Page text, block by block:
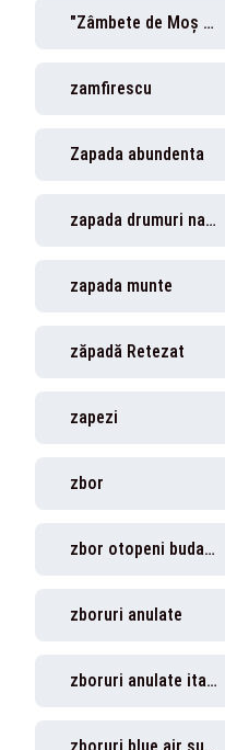
"Zâmbete de Moș Nicolae""
zamfirescu
Zapada abundenta
zapada drumuri naționale
zapada munte
zăpadă Retezat
zapezi
zbor
zbor otopeni budapesta
zboruri anulate
zboruri anulate italia